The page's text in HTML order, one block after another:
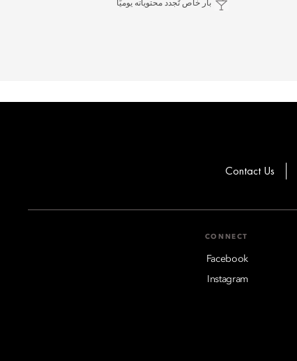
بار خاص تُجدد محتوياته يوميًا
Contact Us
CONNECT
Facebook
Instagram